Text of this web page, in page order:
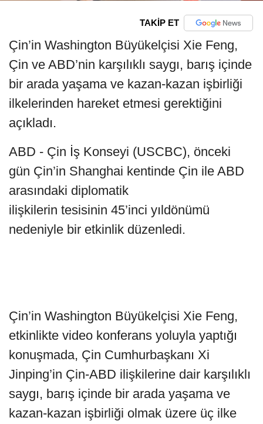
TAKİP ET
Çin’in Washington Büyükelçisi Xie Feng,
Çin ve ABD’nin karşılıklı saygı, barış içinde
bir arada yaşama ve kazan-kazan işbirliği
ilkelerinden hareket etmesi gerektiğini
açıkladı.
ABD - Çin İş Konseyi (USCBC), önceki
gün Çin’in Shanghai kentinde Çin ile ABD
arasındaki diplomatik
ilişkilerin tesisinin 45’inci yıldönümü
nedeniyle bir etkinlik düzenledi.
Çin’in Washington Büyükelçisi Xie Feng,
etkinlikte video konferans yoluyla yaptığı
konuşmada, Çin Cumhurbaşkanı Xi
Jinping’in Çin-ABD ilişkilerine dair karşılıklı
saygı, barış içinde bir arada yaşama ve
kazan-kazan işbirliği olmak üzere üç ilke